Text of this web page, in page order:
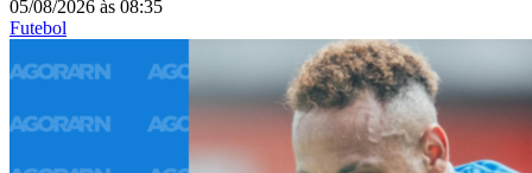
05/08/2026 às 08:35
Futebol